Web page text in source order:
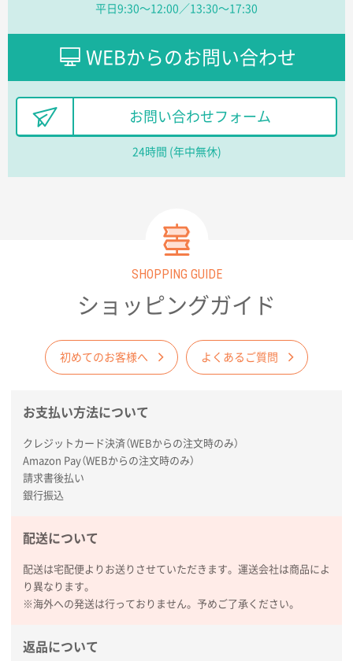
分かりやすく、予算に近かったため
大阪府F社様
レスタスさんでは以前、自社封筒を製作していただき
ました早く、安く、丁寧につくられているので安心し
てお願いできます。
厚手コットンA4フラットトート ナチュラル600
商品がよさそうだったから
コットンバッグM(B4対応)
商品情報の正確な記載、スムーズなシステム対応
広島県(社様
2026年01月27日 13:12
毎年注文しており、信頼できるから。出来上がりも満
足している。
2026年01月26日 15:45
平日9:30〜12:00／13:30〜17:30
WEBからのお問い合わせ
お問い合わせフォーム
24時間 (年中無休)
SHOPPING GUIDE
ショッピングガイド
初めてのお客様へ よくあるご質問
お支払い方法について
クレジットカード決済（WEBからの注文時のみ）
Amazon Pay（WEBからの注文時のみ）
請求書後払い
銀行振込
配送について
配送は宅配便よりお送りさせていただきます。運送会社は商品によ
り異なります。
※海外への発送は行っておりません。予めご了承ください。
返品について